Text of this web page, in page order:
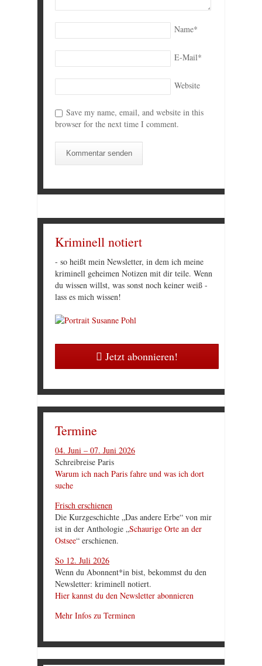
Name*
E-Mail*
Website
Save my name, email, and website in this
browser for the next time I comment.
Kriminell notiert
- so heißt mein Newsletter, in dem ich meine
kriminell geheimen Notizen mit dir teile. Wenn
du wissen willst, was sonst noch keiner weiß -
lass es mich wissen!
Jetzt abonnieren!
Termine
04. Juni – 07. Juni 2026
Schreibreise Paris
Warum ich nach Paris fahre und was ich dort
suche
Frisch erschienen
Die Kurzgeschichte „Das andere Erbe“ von mir
ist in der Anthologie „Schaurige Orte an der
Ostsee“ erschienen.
So 12. Juli 2026
Wenn du Abonnent*in bist, bekommst du den
Newsletter: kriminell notiert.
Hier kannst du den Newsletter abonnieren
Mehr Infos zu Terminen